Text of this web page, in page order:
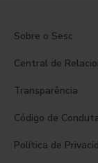
Sobre o Sesc
Central de
Transparência
Código de
Política de